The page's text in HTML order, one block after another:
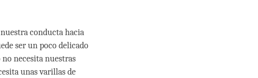
conducta hacia
ser un poco delicado
necesita nuestras
unas varillas de